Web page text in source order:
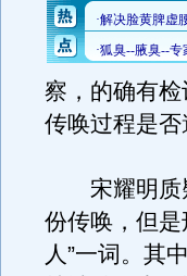
察，的确有
传唤过程是否
宋耀明质疑
份传唤，但
人”一词。其